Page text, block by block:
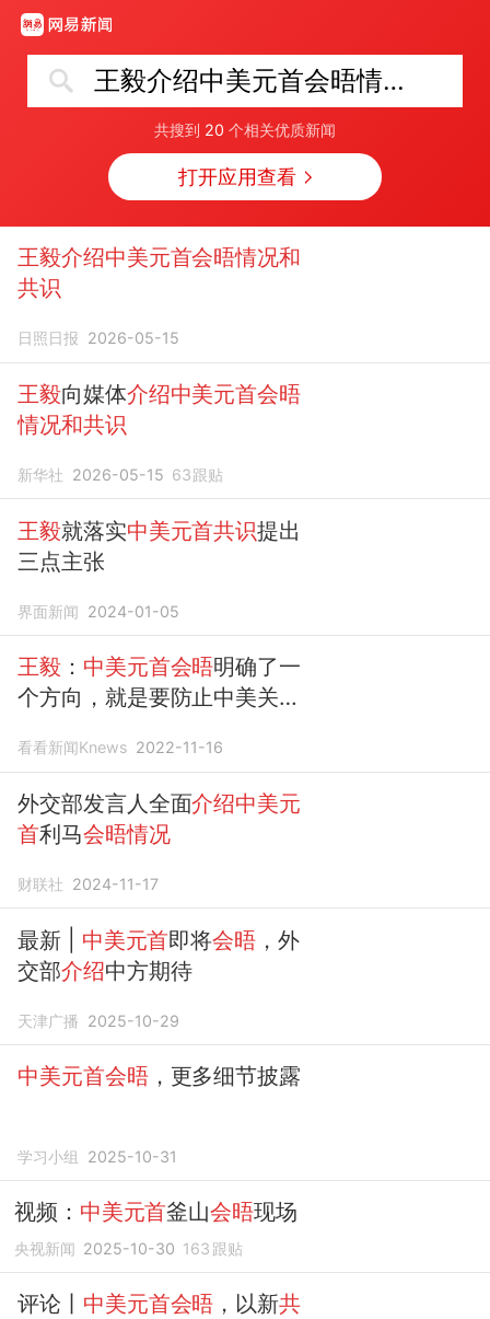
王毅介绍中美元首会晤情况和共识
共搜到 20 个相关优质新闻
打开应用查看
王毅介绍中美元首会晤情况和
共识
日照日报 2026-05-15
王毅向媒体介绍中美元首会晤
情况和共识
新华社 2026-05-15 63跟贴
王毅就落实中美元首共识提出
三点主张
界面新闻 2024-01-05
王毅 ： 中美元首会晤明确了一
个方向，就是要防止中美关系
看看新闻Knews 2022-11-16
外交部发言人全面介绍中美元
首利马会晤情况
财联社 2024-11-17
最新 | 中美元首即将会晤，外
交部介绍中方期待
天津广播 2025-10-29
中美元首会晤，更多细节披露
学习小组 2025-10-31
视频： 中美元首釜山会晤现场
央视新闻 2025-10-30 163 跟贴
评论丨 中美元首会晤 ，以新共